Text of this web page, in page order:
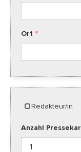
Ort
Redakteur/in
Anzahl